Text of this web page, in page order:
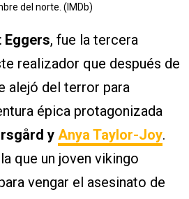
del norte. (IMDb)
Eggers, fue la tercera
realizador que después de
alejó del terror para
épica protagonizada
y Anya Taylor-Joy.
que un joven vikingo
vengar el asesinato de